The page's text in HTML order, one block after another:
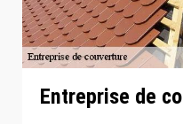
Entreprise de